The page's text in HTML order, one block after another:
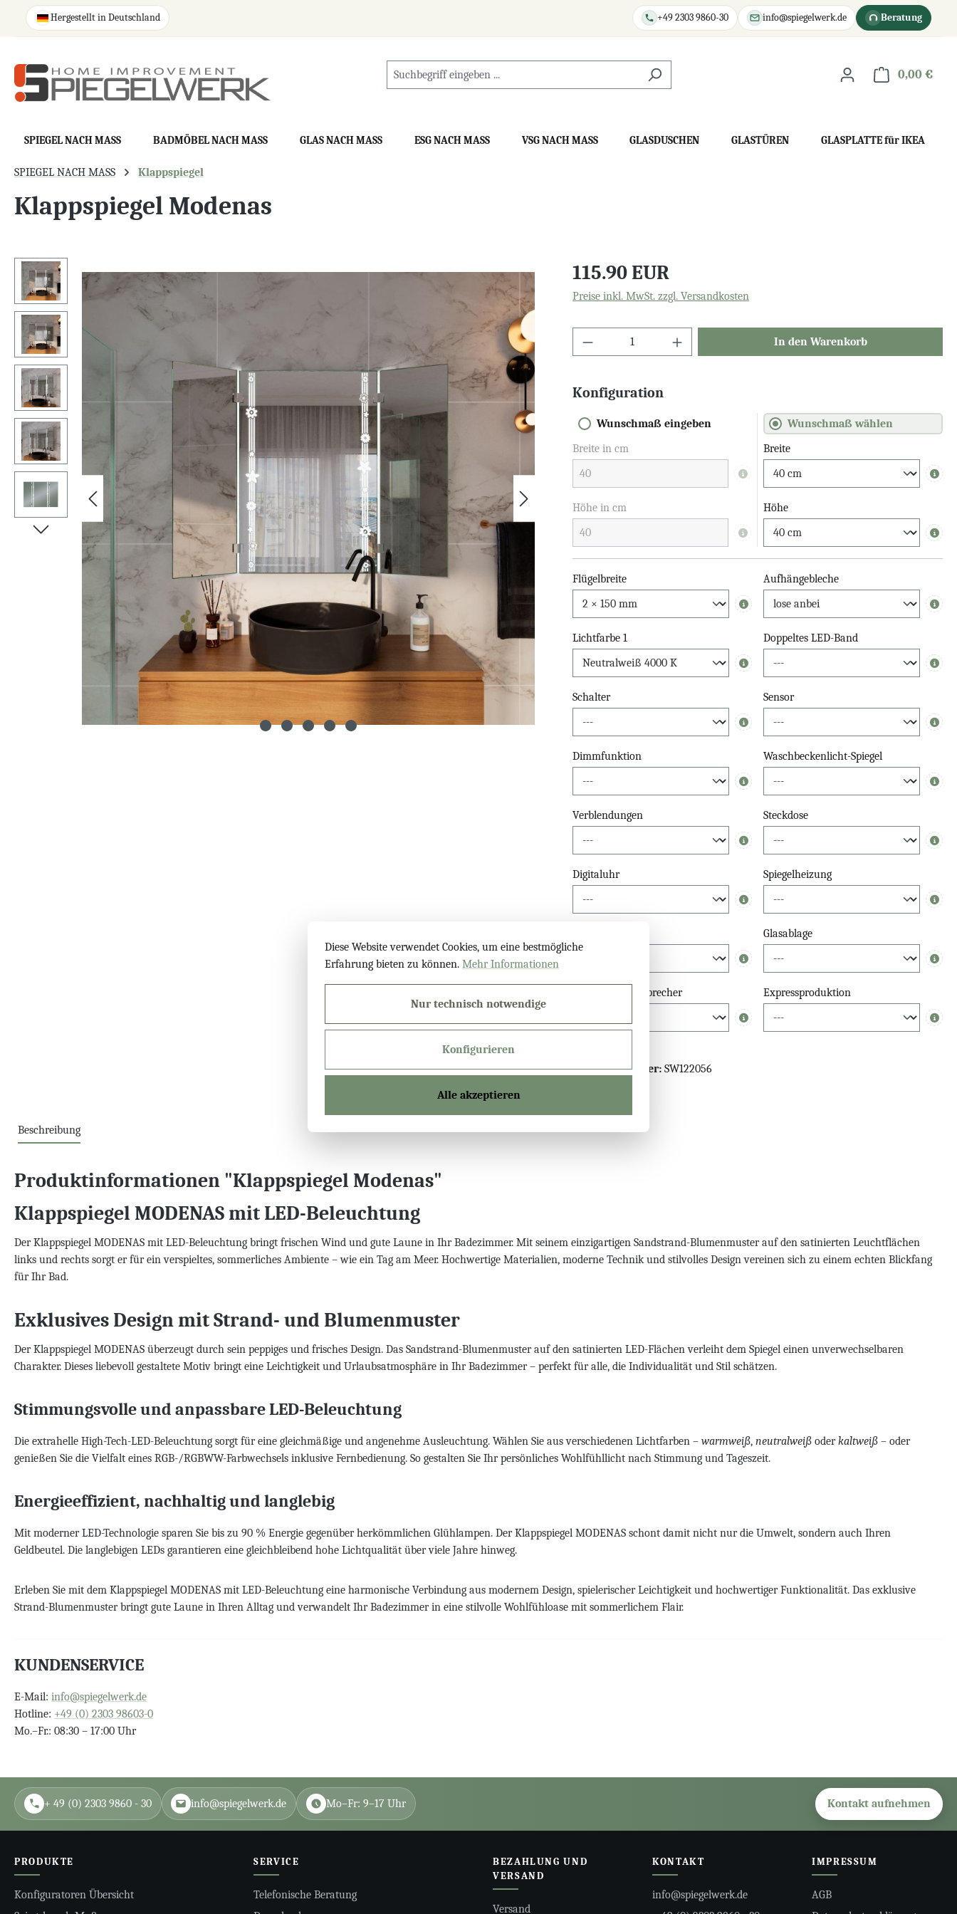
Zur Hauptnavigation springen
Hergestellt in Deutschland +49 2303 9860-30 info@spiegelwerk.de Beratung
0,00 €
SPIEGEL NACH MASS BADMÖBEL NACH MASS GLAS NACH MASS ESG NACH MASS VSG NACH MASS GLASDUSCHEN GLASTÜREN GLASPLATTE für IKEA
SPIEGEL NACH MASS Klappspiegel
Klappspiegel Modenas
Bildergalerie überspringen 115.90 EUR
Preise inkl. MwSt. zzgl. Versandkosten
In den Warenkorb
Konfiguration
Wunschmaß eingeben
Breite in cm
Info
Höhe in cm
Info
Wunschmaß wählen
Breite
Info
Höhe
Info
Flügelbreite
Info
Aufhängebleche
Info
Lichtfarbe 1
Info
Doppeltes LED-Band
Info
Schalter
Info
Sensor
Info
Dimmfunktion
Info
Waschbeckenlicht-Spiegel
Info
Verblendungen
Info
Steckdose
Info
Digitaluhr
Info
Spiegelheizung
Info
Info
Glasablage
Info
Bluetooth Lautsprecher
Info
Expressproduktion
Info
Produktnummer: SW122056
Beschreibung
Produktinformationen "Klappspiegel Modenas"
Klappspiegel MODENAS mit LED-Beleuchtung
Der Klappspiegel MODENAS mit LED-Beleuchtung bringt frischen Wind und gute Laune in Ihr Badezimmer. Mit seinem einzigartigen Sandstrand-Blumenmuster auf den satinierten Leuchtflächen
links und rechts sorgt er für ein verspieltes, sommerliches Ambiente – wie ein Tag am Meer. Hochwertige Materialien, moderne Technik und stilvolles Design vereinen sich zu einem echten Blickfang
für Ihr Bad.
Exklusives Design mit Strand- und Blumenmuster
Der Klappspiegel MODENAS überzeugt durch sein peppiges und frisches Design. Das Sandstrand-Blumenmuster auf den satinierten LED-Flächen verleiht dem Spiegel einen unverwechselbaren
Charakter. Dieses liebevoll gestaltete Motiv bringt eine Leichtigkeit und Urlaubsatmosphäre in Ihr Badezimmer – perfekt für alle, die Individualität und Stil schätzen.
Stimmungsvolle und anpassbare LED-Beleuchtung
Die extrahelle High-Tech-LED-Beleuchtung sorgt für eine gleichmäßige und angenehme Ausleuchtung. Wählen Sie aus verschiedenen Lichtfarben – warmweiß, neutralweiß oderkaltweiß – oder
genießen Sie die Vielfalt eines RGB-/RGBWW-Farbwechsels inklusive Fernbedienung. So gestalten Sie Ihr persönliches Wohlfühllicht nach Stimmung und Tageszeit.
Energieeffizient, nachhaltig und langlebig
Mit moderner LED-Technologie sparen Sie bis zu 90 % Energie gegenüber herkömmlichen Glühlampen. Der Klappspiegel MODENAS schont damit nicht nur die Umwelt, sondern auch Ihren
Geldbeutel. Die langlebigen LEDs garantieren eine gleichbleibend hohe Lichtqualität über viele Jahre hinweg.
Erleben Sie mit dem Klappspiegel MODENAS mit LED-Beleuchtung eine harmonische Verbindung aus modernem Design, spielerischer Leichtigkeit und hochwertiger Funktionalität. Das exklusive
Strand-Blumenmuster bringt gute Laune in Ihren Alltag und verwandelt Ihr Badezimmer in eine stilvolle Wohlfühloase mit sommerlichem Flair.
KUNDENSERVICE
E-Mail: info@spiegelwerk.de
Hotline: +49 (0) 2303 98603-0
Mo.–Fr.: 08:30 – 17:00 Uhr
+ 49 (0) 2303 9860 - 30 info@spiegelwerk.de Mo–Fr: 9–17 Uhr Kontakt aufnehmen
PRODUKTE
Konfiguratoren Übersicht
SERVICE
Telefonische Beratung
BEZAHLUNG UND
VERSAND
Versand
KONTAKT
info@spiegelwerk.de
IMPRESSUM
AGB
Diese Website verwendet Cookies, um eine bestmögliche
Erfahrung bieten zu können. Mehr Informationen
Nur technisch notwendige
Konfigurieren
Alle akzeptieren